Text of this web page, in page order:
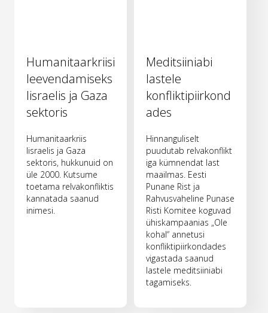
Humanitaarkriisi
leevendamiseks
Iisraelis ja Gaza
sektoris
Humanitaarkriis
Iisraelis ja Gaza
sektoris, hukkunuid on
üle 2000. Kutsume
toetama relvakonfliktis
kannatada saanud
inimesi.
Meditsiiniabi
lastele
konfliktipiirkond
ades
Hinnanguliselt
puudutab relvakonflikt
iga kümnendat last
maailmas. Eesti
Punane Rist ja
Rahvusvaheline Punase
Risti Komitee koguvad
ühiskampaanias „Ole
kohal“ annetusi
konfliktipiirkondades
vigastada saanud
lastele meditsiiniabi
tagamiseks.